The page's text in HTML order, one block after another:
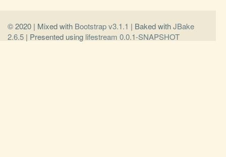
© 2020 | Mixed with Bootstrap v3.1.1 | Baked withJBake
2.6.5 | Presented using lifestream 0.0.1-SNAPSHOT